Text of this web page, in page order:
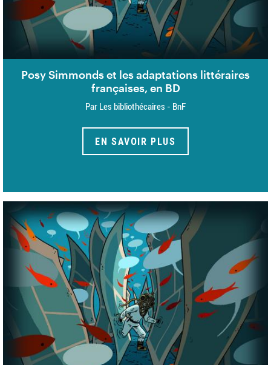
Posy Simmonds et les adaptations littéraires
françaises, en BD
Par Les bibliothécaires - BnF
EN SAVOIR PLUS